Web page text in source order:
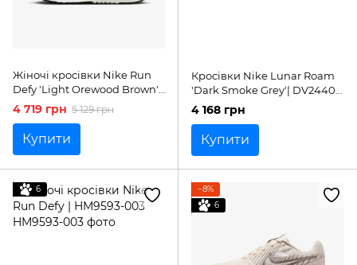
Жіночі кросівки Nike Run
Defy 'Light Orewood Brown'|
HM9593-100
4 719 грн 5 129 грн
Купити
Кросівки Nike Lunar Roam
'Dark Smoke Grey'| DV2440-
002
4 168 грн
Купити
6
−8%
6